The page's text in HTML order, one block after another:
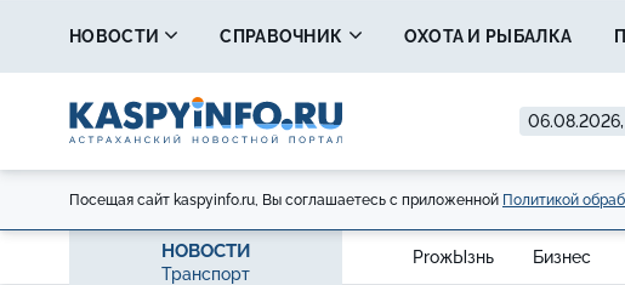
06.08.2026,
НОВОСТИ СПРАВОЧНИК ОХОТА И РЫБАЛКА
Посещая сайт kaspyinfo.ru, Вы соглашаетесь с приложенной Политикой
НОВОСТИ
Транспорт
ProжЫзнь Бизнес